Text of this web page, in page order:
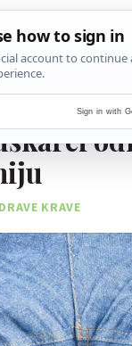
zbog
KRAVE
Sign in with